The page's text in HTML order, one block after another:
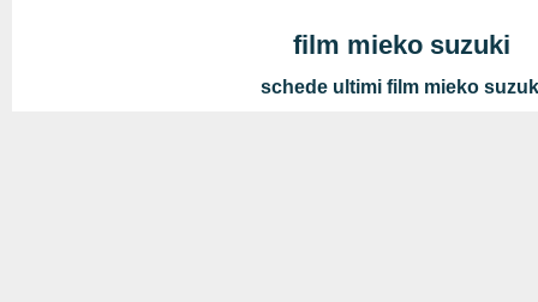
film mieko suzuki
schede ultimi film mieko